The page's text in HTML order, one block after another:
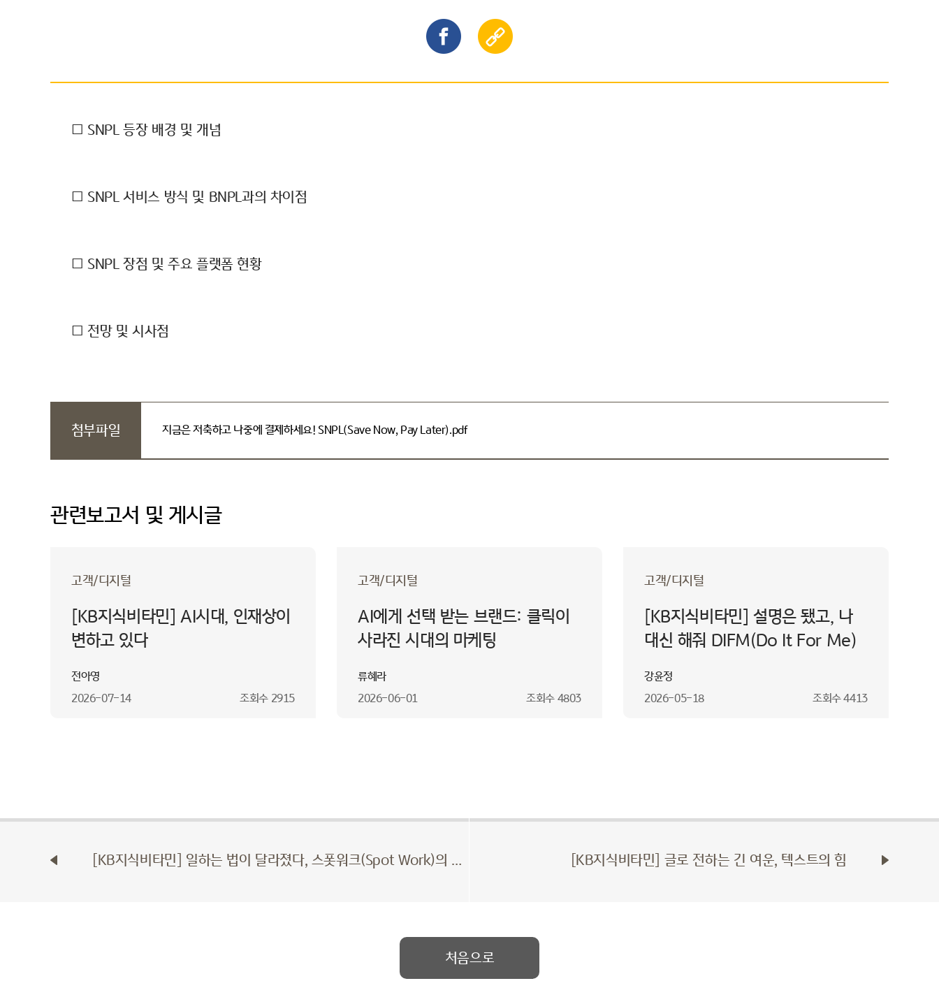
□ SNPL 등장 배경 및 개념
□ SNPL 서비스 방식 및 BNPL과의 차이점
□ SNPL 장점 및 주요 플랫폼 현황
□ 전망 및 시사점
첨부파일 지금은 저축하고 나중에 결제하세요! SNPL(Save Now, Pay Later).pdf
관련보고서 및 게시글
고객/디지털
[KB지식비타민] AI시대, 인재상이
변하고 있다
전아영
2026-07-14
조회수 2915
고객/디지털
AI에게 선택 받는 브랜드: 클릭이
사라진 시대의 마케팅
류혜라
2026-06-01
조회수4803
고객/디지털
[KB지식비타민] 설명은 됐고, 나
대신 해줘 DIFM(Do It For Me)
강윤정
2026-05-18
조회수4413
[KB지식비타민] 일하는 법이 달라졌다, 스폿워크(Spot Work)의 부상 [KB지식비타민] 글로 전하는 긴 여운, 텍스트의 힘
처음으로